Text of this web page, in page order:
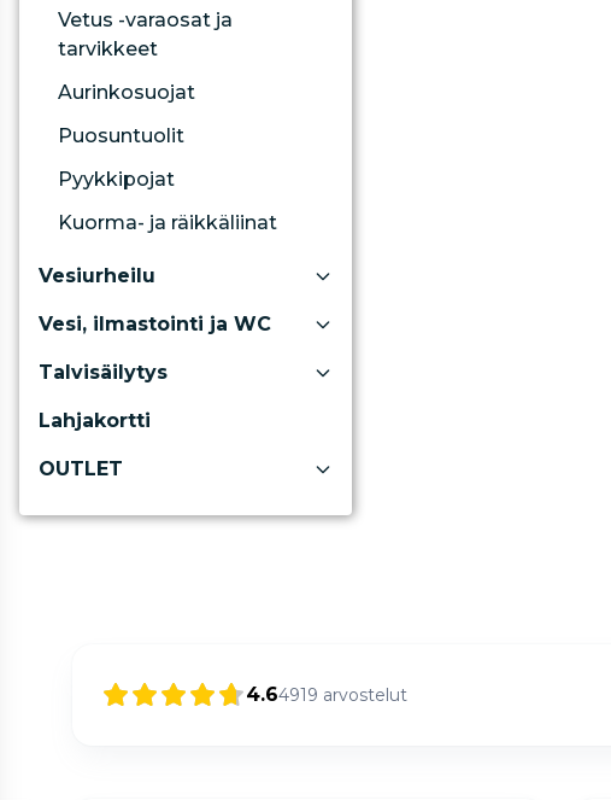
Vetus -varaosat ja
tarvikkeet
Aurinkosuojat
Puosuntuolit
Pyykkipojat
Kuorma- ja räikkäliinat
Vesiurheilu
Vesi, ilmastointi ja WC
Talvisäilytys
Lahjakortti
OUTLET
4.64919 arvostelut